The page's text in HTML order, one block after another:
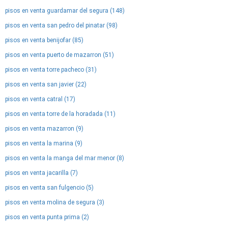
pisos en venta guardamar del segura (148)
pisos en venta san pedro del pinatar (98)
pisos en venta benijofar (85)
pisos en venta puerto de mazarron (51)
pisos en venta torre pacheco (31)
pisos en venta san javier (22)
pisos en venta catral (17)
pisos en venta torre de la horadada (11)
pisos en venta mazarron (9)
pisos en venta la marina (9)
pisos en venta la manga del mar menor (8)
pisos en venta jacarilla (7)
pisos en venta san fulgencio (5)
pisos en venta molina de segura (3)
pisos en venta punta prima (2)